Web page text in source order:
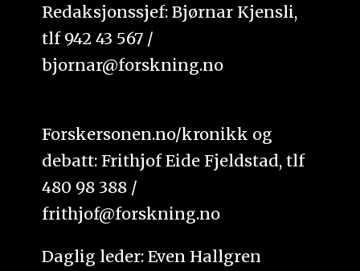
Redaksjonssjef: Bjørnar Kjensli,
tlf 942 43 567 /
bjornar@forskning.no
Forskersonen.no/kronikk og
debatt: Frithjof Eide Fjeldstad, tlf
480 98 388 /
frithjof@forskning.no
Daglig leder: Even Hallgren